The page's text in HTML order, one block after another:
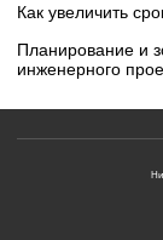
Как увеличить
Планирование и
инженерного